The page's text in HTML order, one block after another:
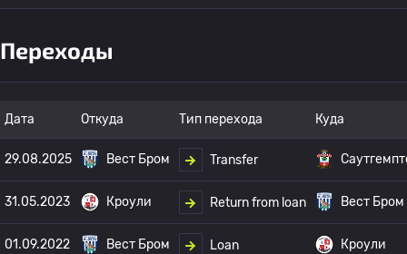
Переходы
Дата Откуда Тип перехода Куда
29.08.2025 Вест Бром Transfer
31.05.2023 Кроули Return from loan Вест Бром
01.09.2022 Вест Бром Loan Кроули